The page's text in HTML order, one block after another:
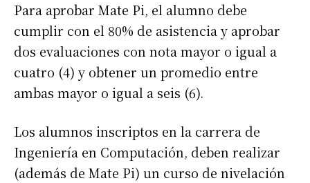
Para aprobar Mate Pi, el alumno debe
cumplir con el 80% de asistencia y aprobar
dos evaluaciones con nota mayor o igual a
cuatro (4) y obtener un promedio entre
ambas mayor o igual a seis (6).
Los alumnos inscriptos en la carrera de
Ingeniería en Computación, deben realizar
(además de Mate Pi) un curso de nivelación